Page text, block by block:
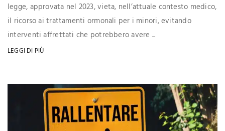
legge, approvata nel 2023, vieta, nell’attuale contesto medico,
il ricorso ai trattamenti ormonali per i minori, evitando
interventi affrettati che potrebbero avere ...
LEGGI DI PIÙ